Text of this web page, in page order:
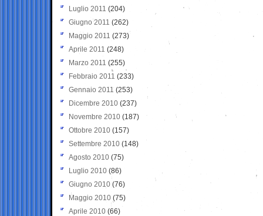
Luglio 2011 (204)
Giugno 2011 (262)
Maggio 2011 (273)
Aprile 2011 (248)
Marzo 2011 (255)
Febbraio 2011 (233)
Gennaio 2011 (253)
Dicembre 2010 (237)
Novembre 2010 (187)
Ottobre 2010 (157)
Settembre 2010 (148)
Agosto 2010 (75)
Luglio 2010 (86)
Giugno 2010 (76)
Maggio 2010 (75)
Aprile 2010 (66)